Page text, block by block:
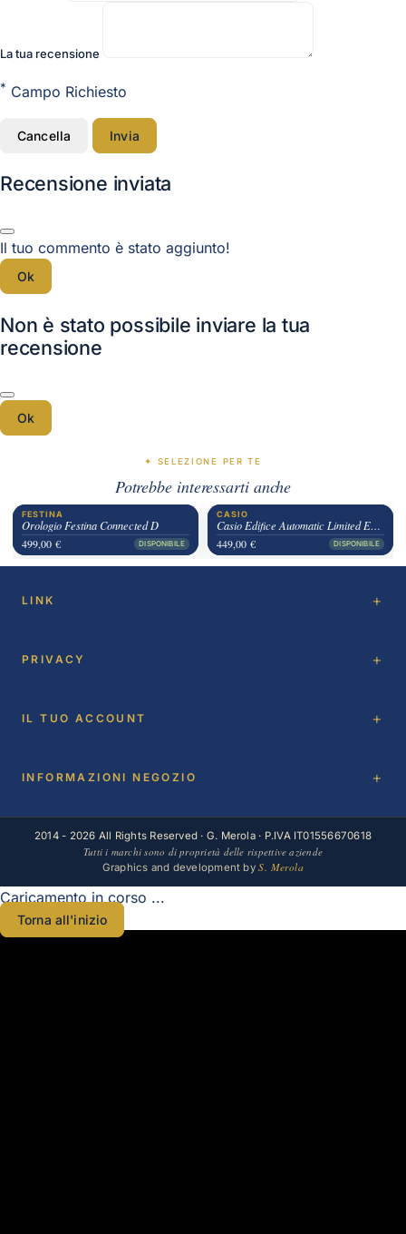
La tua recensione
* Campo Richiesto
Cancella Invia
Recensione inviata
Il tuo commento è stato aggiunto!
Ok
Non è stato possibile inviare la tua
recensione
Ok
✦ SELEZIONE PER TE
Potrebbe interessarti anche
FESTINA
Orologio Festina Connected D
499,00 €
DISPONIBILE
CASIO
Casio Edifice Automatic Limited Edition
449,00 €
DISPONIBILE
LINK
PRIVACY
IL TUO ACCOUNT
INFORMAZIONI NEGOZIO
2014 - 2026 All Rights Reserved · G. Merola · P.IVA IT01556670618
Tutti i marchi sono di proprietà delle rispettive aziende
Graphics and development byS. Merola
Caricamento in corso ...
Torna all'inizio